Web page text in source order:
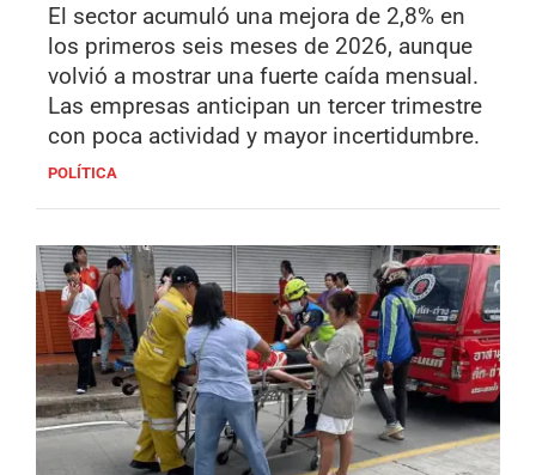
El sector acumuló una mejora de 2,8% en
los primeros seis meses de 2026, aunque
volvió a mostrar una fuerte caída mensual.
Las empresas anticipan un tercer trimestre
con poca actividad y mayor incertidumbre.
POLÍTICA